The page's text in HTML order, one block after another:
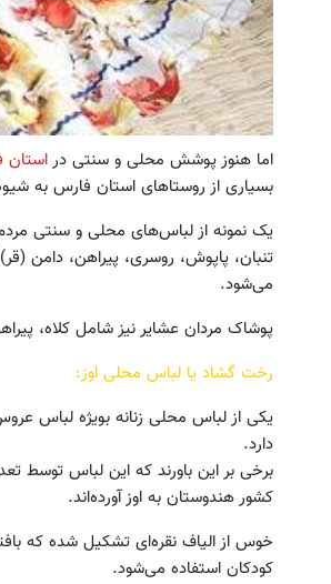
اما هنوز پوشش محلی و سنتی در
بسیاری از روستاهای استان فارس به
یک نمونه از لباس‌های محلی و سنتی
تنبان، پاپوش، روسری، پیراهن، دامن
می‌شود.
پوشاک مردان عشایر نیز شامل کلاه،
رخت گشاد یا لباس محلی اوز:
یکی از لباس محلی زنانه بویژه لباس
دارد.
برخی بر این باورند که این لباس توسط
کشور هندوستان به اوز آورده‌اند.
خوس از الیاف نقره‌ای تشکیل شده که
کودکان استفاده می‌شود.